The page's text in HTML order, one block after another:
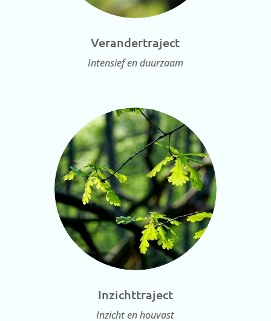
Verandertraject
Intensief en duurzaam
Inzichttraject
Inzicht en houvast